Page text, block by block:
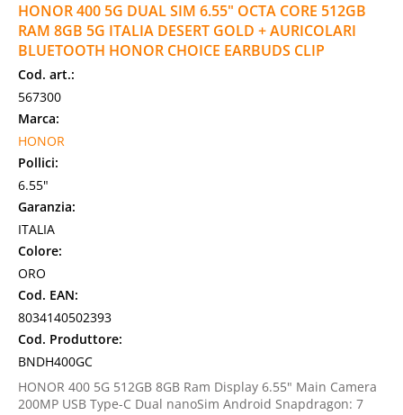
HONOR 400 5G DUAL SIM 6.55" OCTA CORE 512GB
RAM 8GB 5G ITALIA DESERT GOLD + AURICOLARI
BLUETOOTH HONOR CHOICE EARBUDS CLIP
Cod. art.:
567300
Marca:
HONOR
Pollici:
6.55"
Garanzia:
ITALIA
Colore:
ORO
Cod. EAN:
8034140502393
Cod. Produttore:
BNDH400GC
HONOR 400 5G 512GB 8GB Ram Display 6.55" Main Camera
200MP USB Type-C Dual nanoSim Android Snapdragon: 7